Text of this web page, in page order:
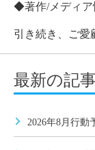
最新の記事
2026年8月行動
◆著作/メディア
引き続き、ご愛